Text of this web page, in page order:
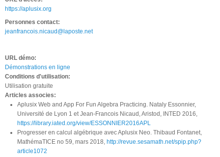
https://aplusix.org
Personnes contact:
jeanfrancois.nicaud@laposte.net
URL démo:
Démonstrations en ligne
Conditions d'utilisation:
Utilisation gratuite
Articles associes:
Aplusix Web and App For Fun Algebra Practicing. Nataly Essonnier,
Université de Lyon 1 et Jean-Francois Nicaud, Aristod, INTED 2016,
https://library.iated.org/view/ESSONNIER2016APL
Progresser en calcul algébrique avec Aplusix Neo. Thibaud Fontanet,
MathémaTICE no 59, mars 2018, http://revue.sesamath.net/spip.php?
article1072